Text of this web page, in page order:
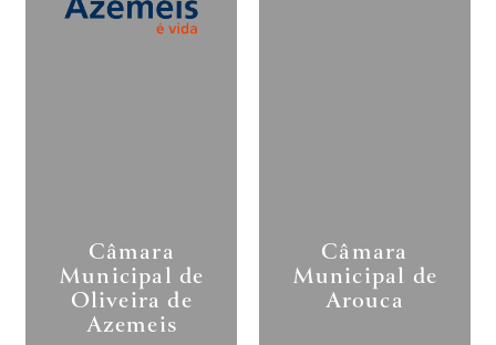
Câmara
Municipal de
Oliveira de
Azemeis
Câmara
Municipal de
Arouca